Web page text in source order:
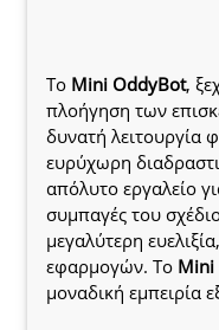
Το Mini OddyBot,
πλοήγηση των
δυνατή λειτουργία
ευρύχωρη
απόλυτο εργαλείο
συμπαγές του
μεγαλύτερη
εφαρμογών. Το Mini
μοναδική εμπειρία